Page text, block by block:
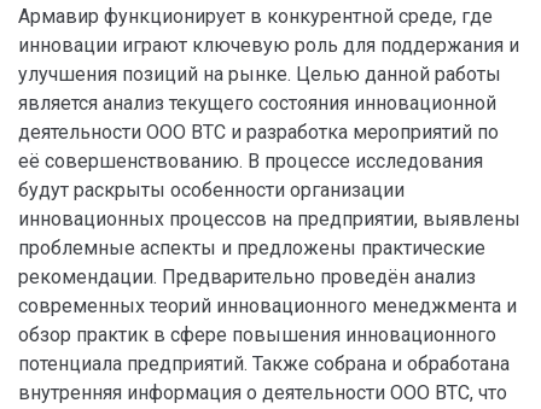
Армавир функционирует в конкурентной среде, где
инновации играют ключевую роль для поддержания и
улучшения позиций на рынке. Целью данной работы
является анализ текущего состояния инновационной
деятельности ООО ВТС и разработка мероприятий по
её совершенствованию. В процессе исследования
будут раскрыты особенности организации
инновационных процессов на предприятии, выявлены
проблемные аспекты и предложены практические
рекомендации. Предварительно проведён анализ
современных теорий инновационного менеджмента и
обзор практик в сфере повышения инновационного
потенциала предприятий. Также собрана и обработана
внутренняя информация о деятельности ООО ВТС, что